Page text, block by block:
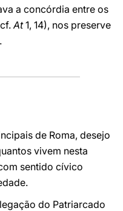
a concórdia entre os
At1, 14), nos preserve
de Roma, desejo
vivem nesta
sentido cívico
do Patriarcado